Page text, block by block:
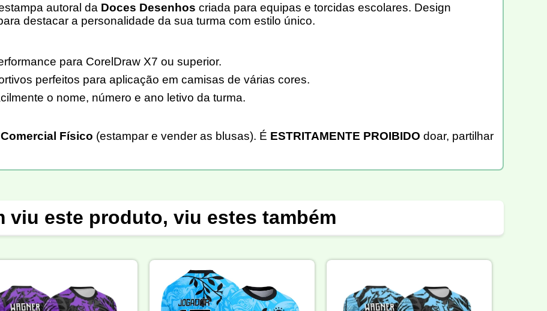
autoral da Doces Desenhos criada para equipas e torcidas escolares. Design
destacar a personalidade da sua turma com estilo único.
para CorelDraw X7 ou superior.
perfeitos para aplicação em camisas de várias cores.
o nome, número e ano letivo da turma.
Físico (estampar e vender as blusas). É ESTRITAMENTE PROIBIDO doar, partilhar
viu este produto, viu estes também